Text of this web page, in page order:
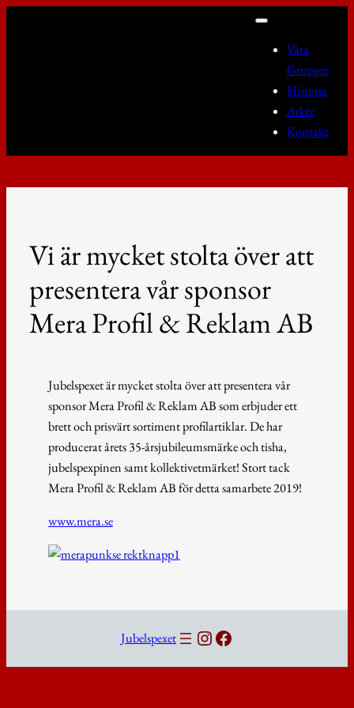
Våra
Grupper
Historia
Arkiv
Kontakt
Vi är mycket stolta över att
presentera vår sponsor
Mera Profil & Reklam AB
Jubelspexet är mycket stolta över att presentera vår
sponsor Mera Profil & Reklam AB som erbjuder ett
brett och prisvärt sortiment profilartiklar. De har
producerat årets 35-årsjubileumsmärke och tisha,
jubelspexpinen samt kollektivetmärket! Stort tack
Mera Profil & Reklam AB för detta samarbete 2019!
www.mera.se
Jubelspexet Instagram
Facebook